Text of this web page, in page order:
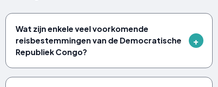
Wat zijn enkele veel voorkomende
reisbestemmingen van de Democratische
Republiek Congo?